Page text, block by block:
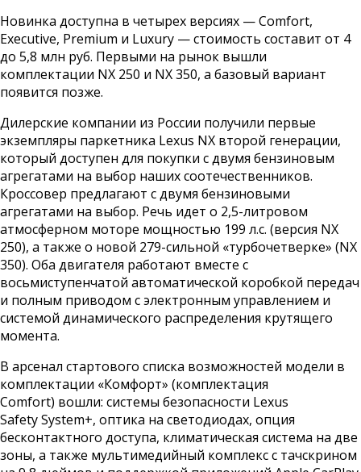
Новинка доступна в четырех версиях — Comfort,
Executive, Premium и Luxury — стоимость составит от 4
до 5,8 млн руб. Первыми на рынок вышли
комплектации NX 250 и NX 350, а базовый вариант
появится позже.
Дилерские компании из России получили первые
экземпляры паркетника Lexus NX второй генерации,
который доступен для покупки с двумя бензиновым
агрегатами на выбор наших соотечественников.
Кроссовер предлагают с двумя бензиновыми
агрегатами на выбор. Речь идет о 2,5-литровом
атмосферном моторе мощностью 199 л.с. (версия NX
250), а также о новой 279-сильной «турбочетверке» (NX
350). Оба двигателя работают вместе с
восьмиступенчатой автоматической коробкой передач
и полным приводом с электронным управлением и
системой динамического распределения крутящего
момента.
В арсенал стартового списка возможностей модели в
комплектации «Комфорт» (комплектация
Comfort) вошли: системы безопасности Lexus
Safety System+, оптика на светодиодах, опция
бесконтактного доступа, климатическая система на две
зоны, а также мультимедийный комплекс с тачскрином